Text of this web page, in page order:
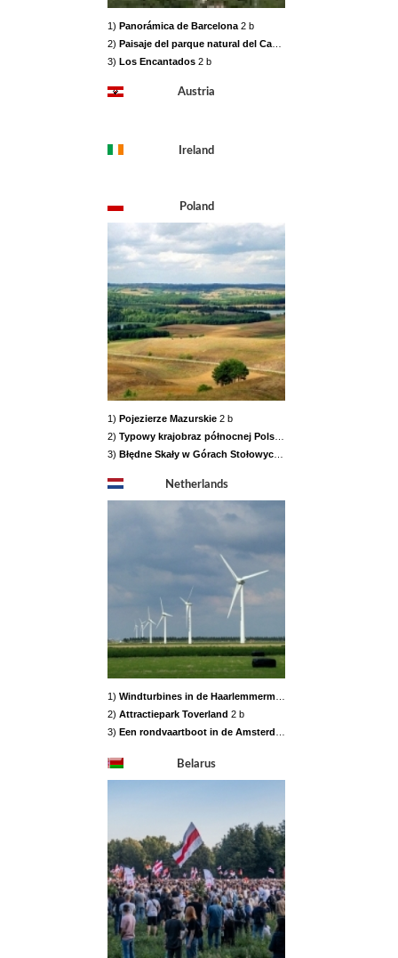
1) Panorámica de Barcelona 2 b
2) Paisaje del parque natural del Cabo de Gata-Níjar
3) Los Encantados 2 b
Austria
Ireland
Poland
1) Pojezierze Mazurskie 2 b
2) Typowy krajobraz północnej Polski
3) Błędne Skały w Górach Stołowych
Netherlands
1) Windturbines in de Haarlemmermeerpolder
2) Attractiepark Toverland 2 b
3) Een rondvaartboot in de Amsterdamse Keizersgracht
Belarus